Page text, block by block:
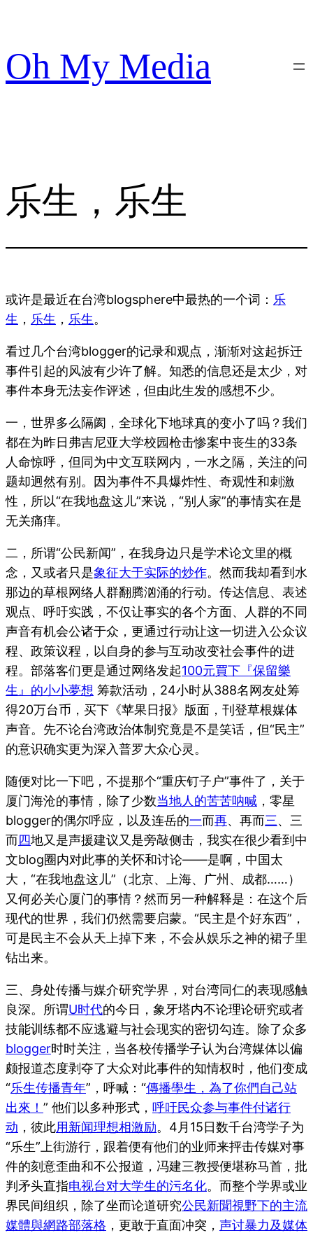
内
容
Oh My Media
乐生，乐生
或许是最近在台湾blogsphere中最热的一个词： 乐
生 ， 乐生 ， 乐生。
看过几个台湾blogger的记录和观点，渐渐对这起拆迁
事件引起的风波有少许了解。知悉的信息还是太少，对
事件本身无法妄作评述，但由此生发的感想不少。
一，世界多么隔阂，全球化下地球真的变小了吗？我们
都在为昨日弗吉尼亚大学校园枪击惨案中丧生的33条
人命惊呼，但同为中文互联网内，一水之隔，关注的问
题却迥然有别。因为事件不具爆炸性、奇观性和刺激
性，所以“在我地盘这儿”来说，“别人家”的事情实在是
无关痛痒。
二，所谓“公民新闻”，在我身边只是学术论文里的概
念，又或者只是象征大于实际的炒作。然而我却看到水
那边的草根网络人群翻腾汹涌的行动。传达信息、表述
观点、呼吁实践，不仅让事实的各个方面、人群的不同
声音有机会公诸于众，更通过行动让这一切进入公众议
程、政策议程，以自身的参与互动改变社会事件的进
程。部落客们更是通过网络发起100元買下『保留樂
生』的小小夢想 筹款活动，24小时从388名网友处筹
得20万台币，买下《苹果日报》版面，刊登草根媒体
声音。先不论台湾政治体制究竟是不是笑话，但“民主”
的意识确实更为深入普罗大众心灵。
随便对比一下吧，不提那个“重庆钉子户”事件了，关于
厦门海沧的事情，除了少数当地人的苦苦呐喊 ，零星
blogger的偶尔呼应，以及连岳的一而再、再而三、三
而四地又是声援建议又是旁敲侧击，我实在很少看到中
文blog圈内对此事的关怀和讨论——是啊，中国太
大，“在我地盘这儿”（北京、上海、广州、成都……）
又何必关心厦门的事情？然而另一种解释是：在这个后
现代的世界，我们仍然需要启蒙。“民主是个好东西”，
可是民主不会从天上掉下来，不会从娱乐之神的裙子里
钻出来。
三、身处传播与媒介研究学界，对台湾同仁的表现感触
良深。所谓U时代的今日，象牙塔内不论理论研究或者
技能训练都不应逃避与社会现实的密切勾连。除了众多
blogger时时关注，当各校传播学子认为台湾媒体以偏
颇报道态度剥夺了大众对此事件的知情权时，他们变成
“乐生传播青年”，呼喊：“傳播學生，為了你們自己站
出來！ ” 他们以多种形式， 呼吁民众参与事件付诸行
动 ，彼此用新闻理想相激励。4月15日数千台湾学子为
“乐生”上街游行，跟着便有他们的业师来抨击传媒对事
件的刻意歪曲和不公报道，冯建三教授便堪称马首，批
判矛头直指电视台对大学生的污名化。而整个学界或业
界民间组织，除了坐而论道研究公民新聞視野下的主流
媒體與網路部落格 ，更敢于直面冲突， 声讨暴力及媒体